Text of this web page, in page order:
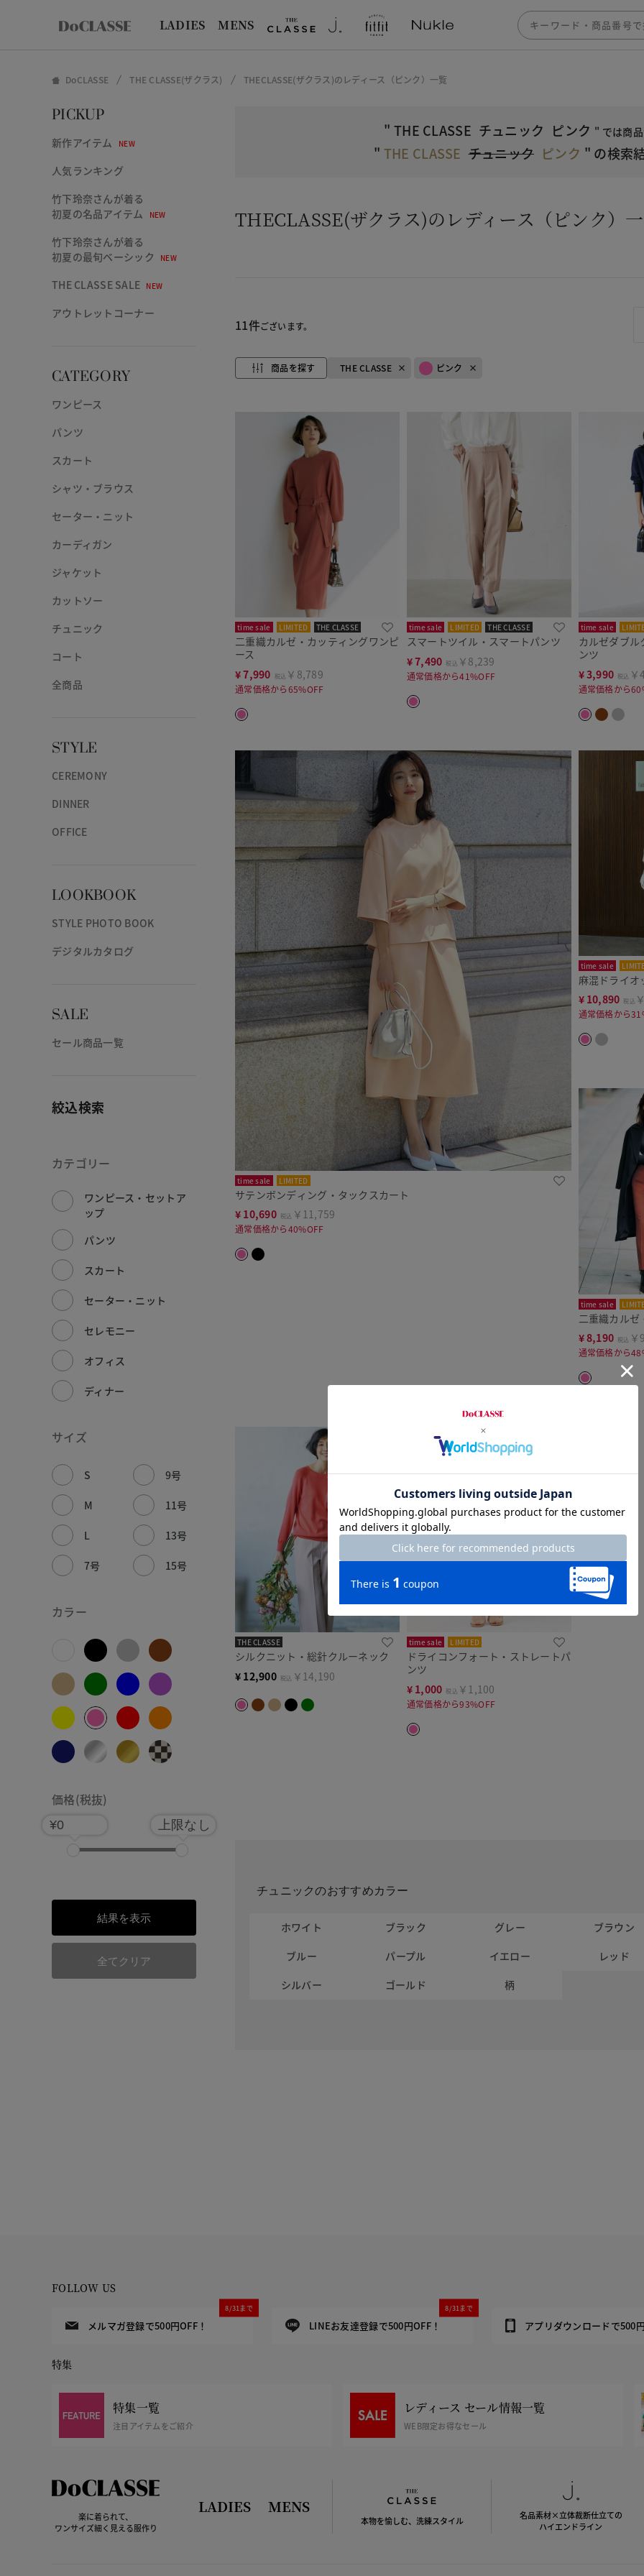
LADIES MENS
DoCLASSE THE CLASSE(ザクラス) THECLASSE(ザクラス)のレディース（ピンク）一覧
PICKUP
新作アイテム NEW
人気ランキング
竹下玲奈さんが着る
初夏の名品アイテム
NEW
竹下玲奈さんが着る
初夏の最旬ベーシック
NEW
THE CLASSE SALE NEW
アウトレットコーナー
CATEGORY
ワンピース
パンツ
スカート
シャツ・ブラウス
セーター・ニット
カーディガン
ジャケット
カットソー
チュニック
コート
全商品
STYLE
CEREMONY
DINNER
OFFICE
LOOKBOOK
STYLE PHOTO BOOK
デジタルカタログ
SALE
セール商品一覧
絞込検索
カテゴリー
ワンピース・セットア
ップ
パンツ
スカート
セーター・ニット
セレモニー
オフィス
ディナー
サイズ
S
M
L
7号
9号
11号
13号
15号
カラー
価格(税抜)
¥0 上限なし
結果を表示
全てクリア
" THE CLASSE チュニック ピンク " では商
" THE CLASSE チュニック ピンク " の検索
THECLASSE(ザクラス)のレディース（ピンク）
11件ございます。
商品を探す THE CLASSE ピンク
time sale LIMITED THE CLASSE
二重織カルゼ・カッティングワンピ
ース
¥7,990 税込 ￥8,789
通常価格から65%OFF
time sale LIMITED THE CLASSE
スマートツイル・スマートパンツ
¥7,490 税込 ￥8,239
通常価格から41%OFF
time sale
カルゼダブ
ンツ
¥3,990 税込 ￥
通常価格から
time sale LIMITED
サテンボンディング・タックスカート
¥ 10,690 税込 ￥11,759
通常価格から40%OFF
time sale
麻混ドライオ
¥ 10,890 税込
通常価格から
time sale
二重織カル
¥8,190 税込 ￥
通常価格から
THE CLASSE
シルクニット・総針クルーネック
¥ 12,900 税込 ￥14,190
time sale LIMITED
ドライコンフォート・ストレートパ
ンツ
¥ 1,000 税込 ￥1,100
通常価格から93%OFF
チュニックのおすすめカラー
ホワイト ブラック グレー ブラウン
ブルー
パープル イエロー レッド
シルバー
ゴールド 柄
FOLLOW US
メルマガ登録で500円OFF！
8/31まで
LINEお友達登録で500円OFF！
8/31まで
アプリダウンロードで500
特集
特集一覧
注目アイテムをご紹介
レディース セール情報一覧
WEB限定お得なセール
楽に着られて、
ワンサイズ細く見える服作り
LADIES MENS
本物を愉しむ、洗練スタイル
名品素材×立体裁断仕立ての
ハイエンドライン